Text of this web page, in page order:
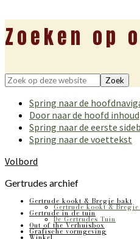
Zoeken op
Zoek
deze
website
Spring naar de
Door naar de hoofd inhoud
Spring naar de eerste
Spring naar de voettekst
Volbord
Gertrudes archief
Gertrude kookt & Bregje bakt
Gertrude kookt &
Gertrude in de tuin
De Gertrudes Tuin
Out of the Verhuisbox
Grafische vormgeving